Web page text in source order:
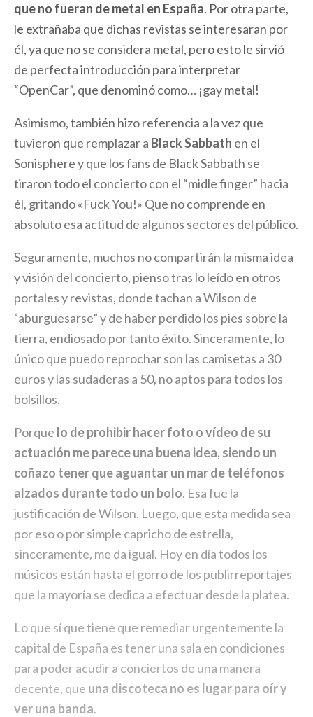
que no fueran de metal en España. Por otra parte,
le extrañaba que dichas revistas se interesaran por
él, ya que no se considera metal, pero esto le sirvió
de perfecta introducción para interpretar
“OpenCar”, que denominó como… ¡gay metal!
Asimismo, también hizo referencia a la vez que
tuvieron que remplazar a Black Sabbath en el
Sonisphere y que los fans de Black Sabbath se
tiraron todo el concierto con el “midle finger” hacia
él, gritando «Fuck You!» Que no comprende en
absoluto esa actitud de algunos sectores del público.
Seguramente, muchos no compartirán la misma idea
y visión del concierto, pienso tras lo leído en otros
portales y revistas, donde tachan a Wilson de
“aburguesarse” y de haber perdido los pies sobre la
tierra, endiosado por tanto éxito. Sinceramente, lo
único que puedo reprochar son las camisetas a 30
euros y las sudaderas a 50, no aptos para todos los
bolsillos.
Porque lo de prohibir hacer foto o vídeo de su
actuación me parece una buena idea, siendo un
coñazo tener que aguantar un mar de teléfonos
alzados durante todo un bolo. Esa fue la
justificación de Wilson. Luego, que esta medida sea
por eso o por simple capricho de estrella,
sinceramente, me da igual. Hoy en día todos los
músicos están hasta el gorro de los publirreportajes
que la mayoría se dedica a efectuar desde la platea.
Lo que sí que tiene que remediar urgentemente la
capital de España es tener una sala en condiciones
para poder acudir a conciertos de una manera
decente, que una discoteca no es lugar para oír y
ver una banda.